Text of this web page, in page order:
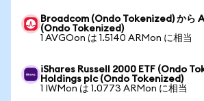
Broadcom (Ondo Tokenized) から
(Ondo Tokenized)
1 AVGOon は 1.5140 ARMon に相当
iShares Russell 2000 ETF (Ondo
Holdings plc (Ondo Tokenized)
1 IWMon は 1.0773 ARMon に相当